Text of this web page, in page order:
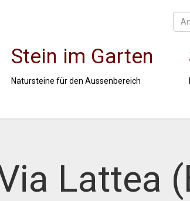
Stein im Garten
Natursteine für den Aussenbereich
Lattea